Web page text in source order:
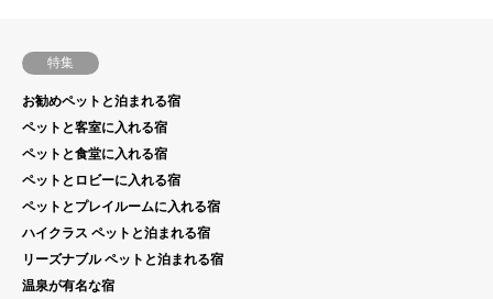
特集
お勧めペットと泊まれる宿
ペットと客室に入れる宿
ペットと食堂に入れる宿
ペットとロビーに入れる宿
ペットとプレイルームに入れる宿
ハイクラス ペットと泊まれる宿
リーズナブル ペットと泊まれる宿
温泉が有名な宿